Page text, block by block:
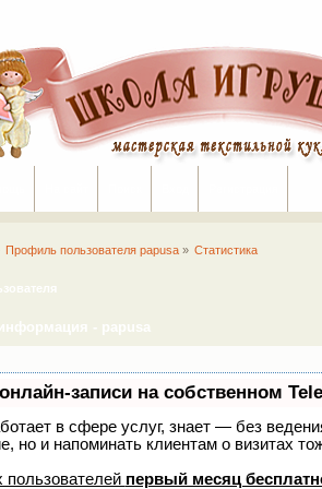
Профиль пользователя papusa » Статистика
- papusa
записи на собственном
в сфере услуг, знает — без
но и напоминать клиентам о
первый месяц